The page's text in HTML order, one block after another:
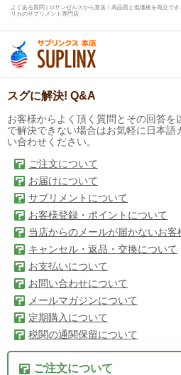
よくある質問 | ロサンゼルスから直送！高品質と低価格を両立でき
リカのサプリメント専門店
スグに解決! Q&A
お客様からよく頂く質問とその回答を
で解決できない場合はお気軽に日本語
い合わせください。
ご注文について
お届けについて
サプリメントについて
お客様登録・ポイントについて
当店からのメールが届かないお客
キャンセル・返品・交換について
お支払いについて
お問い合わせについて
メールマガジンについて
定期購入について
税関の通関保留について
ご注文について